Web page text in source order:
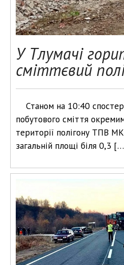
У Тлумачі
сміттєвий
Станом на 10:40
побутового сміття
території полігону ТПВ
загальній площі біля 0,3